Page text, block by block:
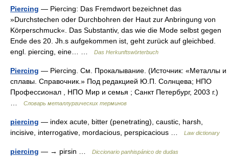
Piercing — Piercing: Das Fremdwort bezeichnet das
»Durchstechen oder Durchbohren der Haut zur Anbringung von
Körperschmuck«. Das Substantiv, das wie die Mode selbst gegen
Ende des 20. Jh.s aufgekommen ist, geht zurück auf gleichbed.
engl. piercing, eine… …
Das Herkunftswörterbuch
Piercing — Piercing. См. Прокалывание. (Источник: «Металлы и
сплавы. Справочник.» Под редакцией Ю.П. Солнцева; НПО
Профессионал , НПО Мир и семья ; Санкт Петербург, 2003 г.)
Словарь металлургических терминов
piercing — index acute, bitter (penetrating), caustic, harsh,
incisive, interrogative, mordacious, perspicacious …
Law dictionary
piercing — → pirsin … Diccionario panhispánico de dudas